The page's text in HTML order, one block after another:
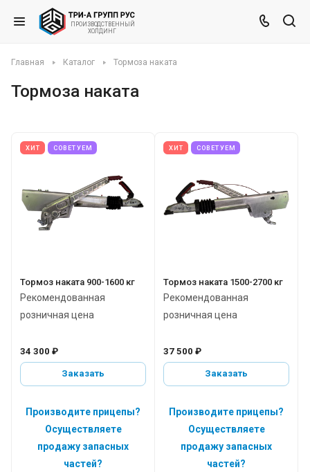
ПРОИЗВО ДСТВЕННЫЙ
Х ОЛДИНГ
Главная Каталог Тормоза наката
Тормоза наката
ХИТ СОВЕТУЕМ
Тормоз наката 900-1600 кг
Рекомендованная
розничная цена
34 300 ₽
Заказать
Производите прицепы?
Осуществляете
продажу запасных
частей?
ХИТ СОВЕТУЕМ
Тормоз наката 1500-2700 кг
Рекомендованная
розничная цена
37 500 ₽
Заказать
Производите прицепы?
Осуществляете
продажу запасных
частей?